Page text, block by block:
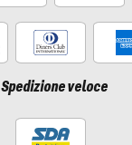
Spedizione veloce